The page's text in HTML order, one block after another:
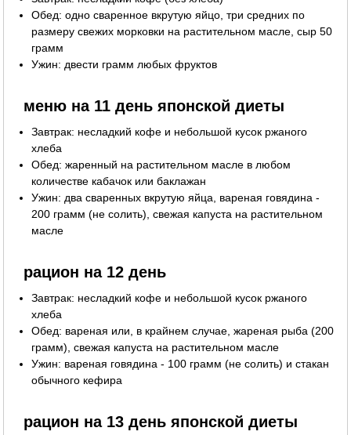
Обед: одно сваренное вкрутую яйцо, три средних по
размеру свежих морковки на растительном масле, сыр 50
грамм
Ужин: двести грамм любых фруктов
меню на 11 день японской диеты
Завтрак: несладкий кофе и небольшой кусок ржаного
хлеба
Обед: жаренный на растительном масле в любом
количестве кабачок или баклажан
Ужин: два сваренных вкрутую яйца, вареная говядина -
200 грамм (не солить), свежая капуста на растительном
масле
рацион на 12 день
Завтрак: несладкий кофе и небольшой кусок ржаного
хлеба
Обед: вареная или, в крайнем случае, жареная рыба (200
грамм), свежая капуста на растительном масле
Ужин: вареная говядина - 100 грамм (не солить) и стакан
обычного кефира
рацион на 13 день японской диеты